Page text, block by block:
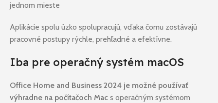
jednom mieste
Aplikácie spolu úzko spolupracujú, vďaka čomu zostávajú
pracovné postupy rýchle, prehľadné a efektívne.
Iba pre operačný systém macOS
Office Home and Business 2024 je možné používať
výhradne na počítačoch Mac s operačným systémom